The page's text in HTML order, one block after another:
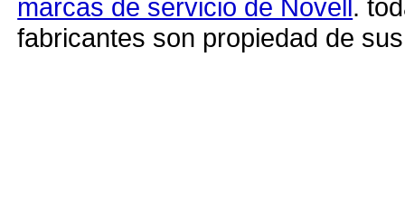
marcas de servicio de Novell.
fabricantes son propiedad de